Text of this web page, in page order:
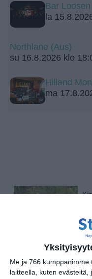
Me ja 766
laitteella, kuten evästeitä,
Bar
la
Northlane (Aus)
su 16.8.2026 klo
Hilland
ma